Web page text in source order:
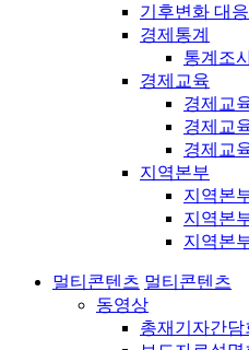
기후변화 대응
경제통계
통계조
경제교육
경제교
경제교
경제교
지역본부
지역본
지역본
지역본
멀티콘텐츠 멀티콘텐츠
동영상
총재기자간담